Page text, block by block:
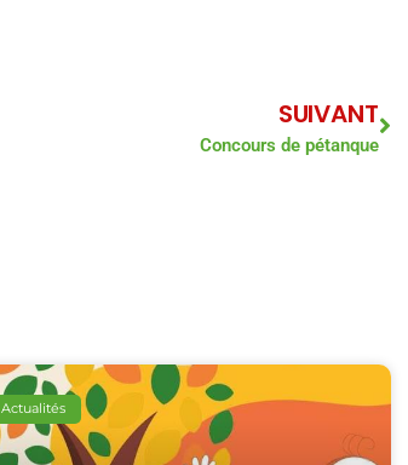
SUIVANT
Concours de pétanque
Actualités